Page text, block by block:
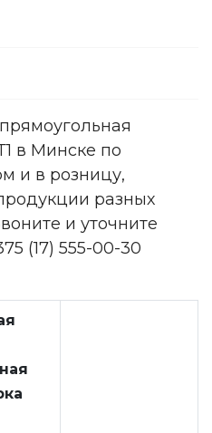
прямоугольная
в Минске по
и в розницу,
разных
и уточните
(17) 555-00-30